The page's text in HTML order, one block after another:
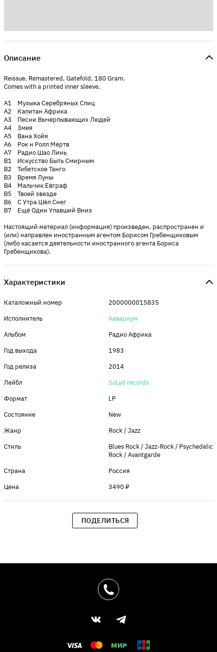
Описание
Reissue, Remastered, Gatefold, 180 Gram.
Comes with a printed inner sleeve.
A1 Музыка Серебряных Спиц
A2 Капитан Африка
A3 Песни Вычерпывающих Людей
A4 Змея
A5 Вана Хойя
A6 Рок н Ролл Мёртв
A7 Радио Шао Линь
B1 Искусство Быть Смирным
B2 Тибетское Танго
B3 Время Луны
B4 Мальчик Евграф
B5 Твоей звезде
B6 С Утра Шёл Снег
B7 Ещё Один Упавший Вниз
Настоящий материал (информация) произведен, распространен и
(или) направлен иностранным агентом Борисом Гребенщиковым
(либо касается деятельности иностранного агента Бориса
Гребенщикова).
Характеристики
Каталожный номер
2000000015835
Исполнитель
Аквариум
Альбом
Радио Африка
Год выхода
1983
Год релиза
2014
Лейбл
SoLyd records
Формат
LP
Состояние
New
Жанр
Rock / Jazz
Стиль
Blues Rock / Jazz-Rock / Psychedelic
Rock / Avantgarde
Страна
Россия
Цена
3490 ₽
ПОДЕЛИТЬСЯ